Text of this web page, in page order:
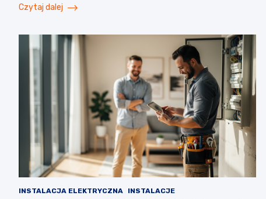
Czytaj dalej
INSTALACJA ELEKTRYCZNA INSTALACJE